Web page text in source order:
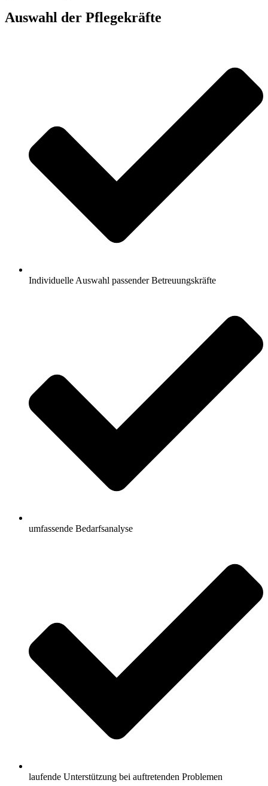
Auswahl der Pflegekräfte
Individuelle Auswahl passender Betreuungskräfte
umfassende Bedarfsanalyse
laufende Unterstützung bei auftretenden Problemen